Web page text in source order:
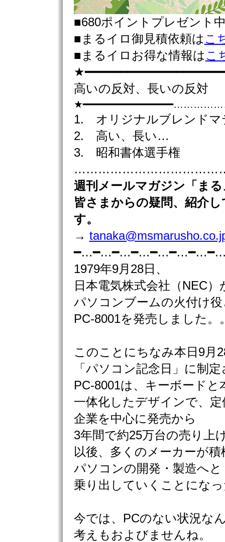
■680ポイントプレゼント
■まるイロ御見積依頼はこ
■まるイロお得な情報はこ
高いの反対、長いの反対
1. オリジナルブレンドマ
2. 高い、長い…
3. 昭和書体選手権
週刊 メールマガジン「ま
皆さまからの疑問、紹介
す。
→
1979年9月28日、
日本電気株式会社（NEC）
パソコンブームの火付け
PC-8001を発売しました。
このことにちなみ本日9月
「パソコン記念日」に制
PC-8001は、キーボードと
一体化したデザインで、定
企業を中心に発売から
3年間で約25万台の売り上
以後、多くのメーカーが積
パソコンの開発・製造へと
乗り出していくことにな
今では、PCのない状況な
考えもおよびませんね。